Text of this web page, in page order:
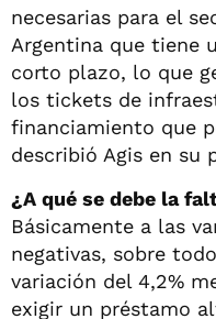
necesarias para el
Argentina que tiene
corto plazo, lo que
los tickets de
financiamiento que
describió Agis en su
¿A qué se debe la
Básicamente a las
negativas, sobre
variación del 4,2%
exigir un préstamo